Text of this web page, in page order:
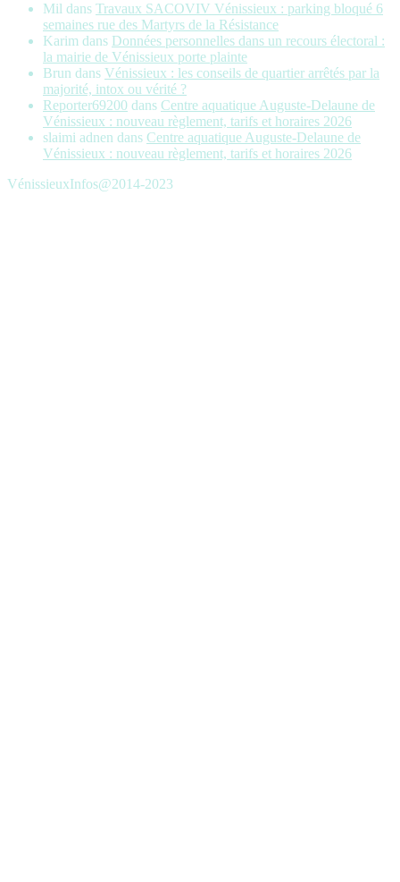
Mil dans Travaux SACOVIV Vénissieux : parking bloqué 6
semaines rue des Martyrs de la Résistance
Karim dans Données personnelles dans un recours électoral :
la mairie de Vénissieux porte plainte
Brun dans Vénissieux : les conseils de quartier arrêtés par la
majorité, intox ou vérité ?
Reporter69200 dans Centre aquatique Auguste-Delaune de
Vénissieux : nouveau règlement, tarifs et horaires 2026
slaimi adnen dans Centre aquatique Auguste-Delaune de
Vénissieux : nouveau règlement, tarifs et horaires 2026
VénissieuxInfos@2014-2023